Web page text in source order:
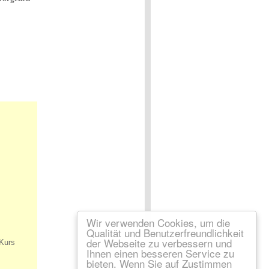
Wir verwenden Cookies, um die
Qualität und Benutzerfreundlichkeit
der Webseite zu verbessern und
Ihnen einen besseren Service zu
bieten. Wenn Sie auf Zustimmen